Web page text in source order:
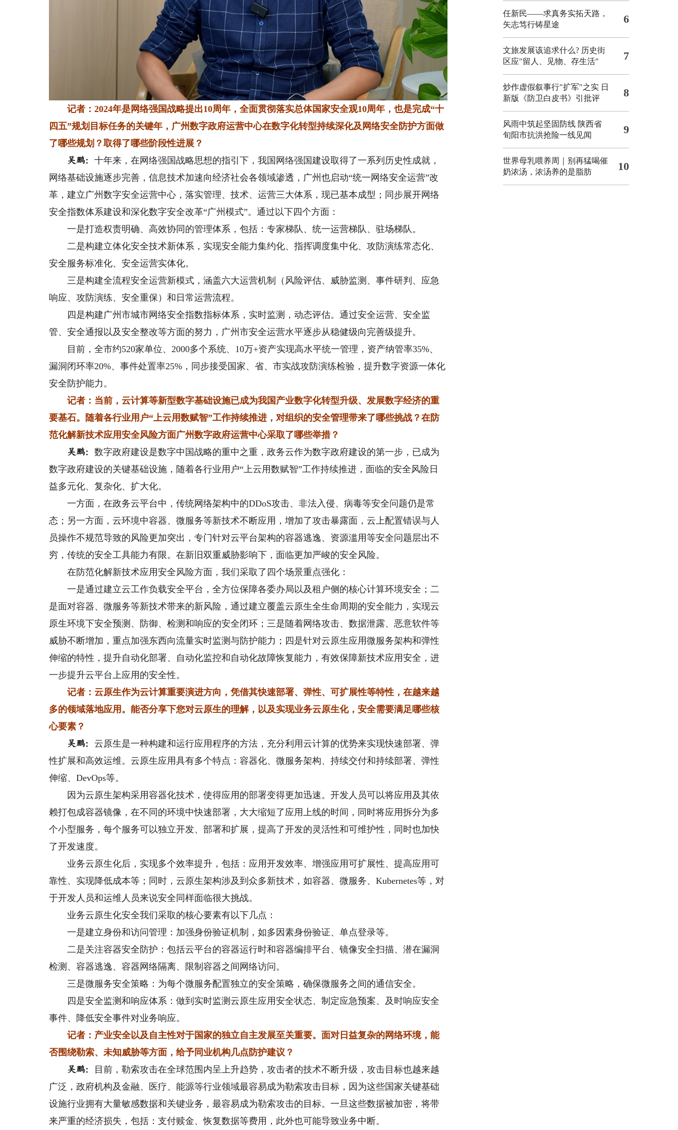
记者：2024年是网络强国战略提出10周年，全面贯彻落实总体国家安全观10周年，也是完成“十
四五”规划目标任务的关键年，广州数字政府运营中心在数字化转型持续深化及网络安全防护方面做
了哪些规划？取得了哪些阶段性进展？
吴鹏：十年来，在网络强国战略思想的指引下，我国网络强国建设取得了一系列历史性成就，
网络基础设施逐步完善，信息技术加速向经济社会各领域渗透，广州也启动“统一网络安全运营”改
革，建立广州数字安全运营中心，落实管理、技术、运营三大体系，现已基本成型；同步展开网络
安全指数体系建设和深化数字安全改革“广州模式”。通过以下四个方面：
一是打造权责明确、高效协同的管理体系，包括：专家梯队、统一运营梯队、驻场梯队。
二是构建立体化安全技术新体系，实现安全能力集约化、指挥调度集中化、攻防演练常态化、
安全服务标准化、安全运营实体化。
三是构建全流程安全运营新模式，涵盖六大运营机制（风险评估、威胁监测、事件研判、应急
响应、攻防演练、安全重保）和日常运营流程。
四是构建广州市城市网络安全指数指标体系，实时监测，动态评估。通过安全运营、安全监
管、安全通报以及安全整改等方面的努力，广州市安全运营水平逐步从稳健级向完善级提升。
目前，全市约520家单位、2000多个系统、10万+资产实现高水平统一管理，资产纳管率35%、
漏洞闭环率20%、事件处置率25%，同步接受国家、省、市实战攻防演练检验，提升数字资源一体化
安全防护能力。
记者：当前，云计算等新型数字基础设施已成为我国产业数字化转型升级、发展数字经济的重
要基石。随着各行业用户“上云用数赋智”工作持续推进，对组织的安全管理带来了哪些挑战？在防
范化解新技术应用安全风险方面广州数字政府运营中心采取了哪些举措？
吴鹏：数字政府建设是数字中国战略的重中之重，政务云作为数字政府建设的第一步，已成为
数字政府建设的关键基础设施，随着各行业用户“上云用数赋智”工作持续推进，面临的安全风险日
益多元化、复杂化、扩大化。
一方面，在政务云平台中，传统网络架构中的DDoS攻击、非法入侵、病毒等安全问题仍是常
态；另一方面，云环境中容器、微服务等新技术不断应用，增加了攻击暴露面，云上配置错误与人
员操作不规范导致的风险更加突出，专门针对云平台架构的容器逃逸、资源滥用等安全问题层出不
穷，传统的安全工具能力有限。在新旧双重威胁影响下，面临更加严峻的安全风险。
在防范化解新技术应用安全风险方面，我们采取了四个场景重点强化：
一是通过建立云工作负载安全平台，全方位保障各委办局以及租户侧的核心计算环境安全；二
是面对容器、微服务等新技术带来的新风险，通过建立覆盖云原生全生命周期的安全能力，实现云
原生环境下安全预测、防御、检测和响应的安全闭环；三是随着网络攻击、数据泄露、恶意软件等
威胁不断增加，重点加强东西向流量实时监测与防护能力；四是针对云原生应用微服务架构和弹性
伸缩的特性，提升自动化部署、自动化监控和自动化故障恢复能力，有效保障新技术应用安全，进
一步提升云平台上应用的安全性。
记者：云原生作为云计算重要演进方向，凭借其快速部署、弹性、可扩展性等特性，在越来越
多的领域落地应用。能否分享下您对云原生的理解，以及实现业务云原生化，安全需要满足哪些核
心要素？
吴鹏： 云原生是一种构建和运行应用程序的方法，充分利用云计算的优势来实现快速部署、弹
性扩展和高效运维。云原生应用具有多个特点：容器化、微服务架构、持续交付和持续部署、弹性
伸缩、DevOps等。
因为云原生架构采用容器化技术，使得应用的部署变得更加迅速。开发人员可以将应用及其依
赖打包成容器镜像，在不同的环境中快速部署，大大缩短了应用上线的时间，同时将应用拆分为多
个小型服务，每个服务可以独立开发、部署和扩展，提高了开发的灵活性和可维护性，同时也加快
了开发速度。
业务云原生化后，实现多个效率提升，包括：应用开发效率、增强应用可扩展性、提高应用可
靠性、实现降低成本等；同时，云原生架构涉及到众多新技术，如容器、微服务、Kubernetes等，对
于开发人员和运维人员来说安全同样面临很大挑战。
业务云原生化安全我们采取的核心要素有以下几点：
一是建立身份和访问管理：加强身份验证机制，如多因素身份验证、单点登录等。
二是关注容器安全防护：包括云平台的容器运行时和容器编排平台、镜像安全扫描、潜在漏洞
检测、容器逃逸、容器网络隔离、限制容器之间网络访问。
三是微服务安全策略：为每个微服务配置独立的安全策略，确保微服务之间的通信安全。
四是安全监测和响应体系：做到实时监测云原生应用安全状态、制定应急预案、及时响应安全
事件、降低安全事件对业务响应。
记者：产业安全以及自主性对于国家的独立自主发展至关重要。面对日益复杂的网络环境，能
否围绕勒索、未知威胁等方面，给予同业机构几点防护建议？
吴鹏：
目前，勒索攻击在全球范围内呈上升趋势，攻击者的技术不断升级，攻击目标也越来越
广泛，政府机构及金融、医疗、能源等行业领域最容易成为勒索攻击目标，因为这些国家关键基础
设施行业拥有大量敏感数据和关键业务，最容易成为勒索攻击的目标。一旦这些数据被加密，将带
来严重的经济损失，包括：支付赎金、恢复数据等费用，此外也可能导致业务中断。
任新民——求真务实拓天路，
矢志笃行铸星途
6
文旅发展该追求什么? 历史街
区应"留人、见物、存生活"
7
炒作虚假叙事行"扩军"之实 日
新版《防卫白皮书》引批评
8
风雨中筑起坚固防线 陕西省
旬阳市抗洪抢险一线见闻
9
世界母乳喂养周｜别再猛喝催
奶浓汤，浓汤养的是脂肪
10